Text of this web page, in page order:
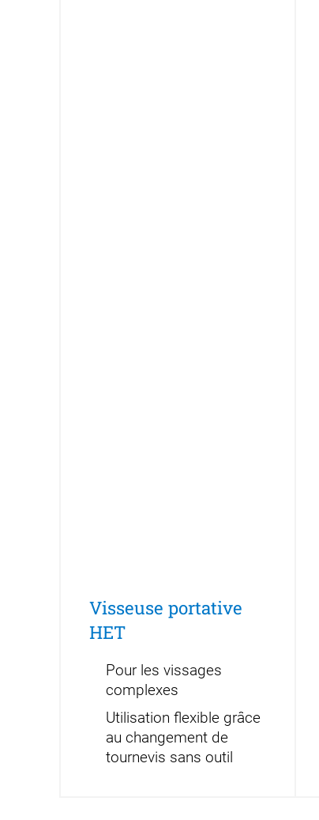
Visseuse portative
HET
Pour les vissages
complexes
Utilisation flexible grâce
au changement de
tournevis sans outil